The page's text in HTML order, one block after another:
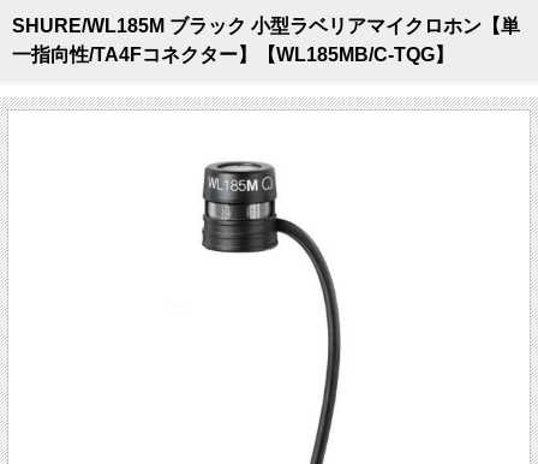
SHURE/WL185M ブラック 小型ラベリアマイクロホン【単
一指向性/TA4Fコネクター】【WL185MB/C-TQG】